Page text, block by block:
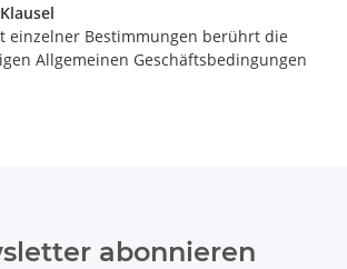
einzelner Bestimmungen berührt die
Allgemeinen Geschäftsbedingungen
abonnieren